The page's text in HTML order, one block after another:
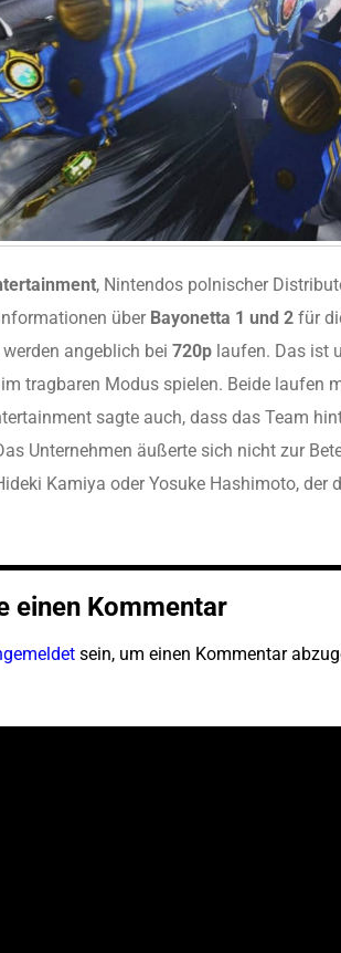
, Nintendos polnischer
über Bayonetta 1 und 2 für
angeblich bei 720p laufen. Das ist
tragbaren Modus spielen. Beide laufen
sagte auch, dass das Team
Unternehmen äußerte sich nicht zur
Kamiya oder Yosuke Hashimoto, der
einen Kommentar
sein, um einen Kommentar